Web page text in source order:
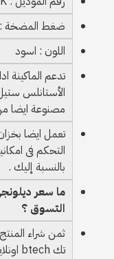
ضغط المضخة : 15 بار
اللون : اسود
تدعم الماكينة
الأستانلس
مصنوعة ايضا
تعمل ايضا
التحكم فى
بالنسبة إليك .
ما سعر
التسوق ؟
ثمن شراء
تك btech اونلاين = 6199 جنيه مصري